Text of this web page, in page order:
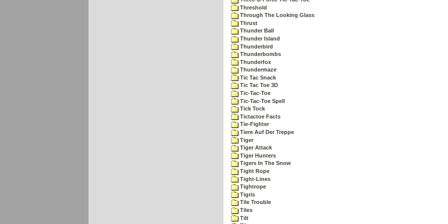
Threshold
Through The Looking Glass
Thrust
Thunder Ball
Thunder Island
Thunderbird
Thunderbombs
Thunderfox
Thundermaze
Tic Tac Snack
Tic Tac Toe 3D
Tic-Tac-Toe
Tic-Tac-Toe Spell
Tick Tock
Tictactoe Facts
Tie-Fighter
Tiere Auf Der Treppe
Tiger
Tiger Attack
Tiger Hunters
Tigers In The Snow
Tight Rope
Tight-Lines
Tightrope
Tigris
Tile Trouble
Tiles
Tilt